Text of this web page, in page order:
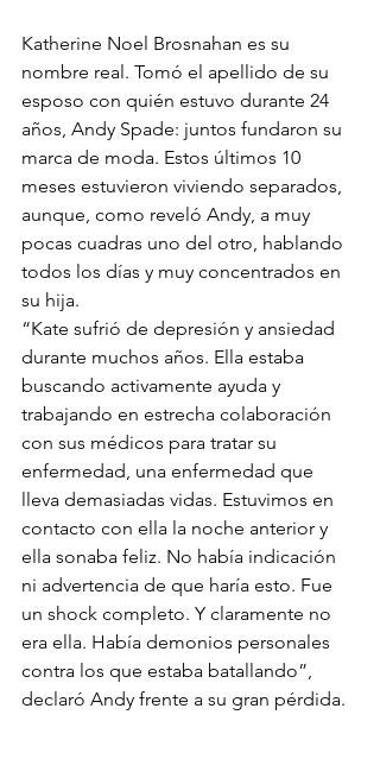
Katherine Noel Brosnahan es su
nombre real. Tomó el apellido de su
esposo con quién estuvo durante 24
años, Andy Spade: juntos fundaron su
marca de moda. Estos últimos 10
meses estuvieron viviendo separados,
aunque, como reveló Andy, a muy
pocas cuadras uno del otro, hablando
todos los días y muy concentrados en
su hija.
“Kate sufrió de depresión y ansiedad
durante muchos años. Ella estaba
buscando activamente ayuda y
trabajando en estrecha colaboración
con sus médicos para tratar su
enfermedad, una enfermedad que
lleva demasiadas vidas. Estuvimos en
contacto con ella la noche anterior y
ella sonaba feliz. No había indicación
ni advertencia de que haría esto. Fue
un shock completo. Y claramente no
era ella. Había demonios personales
contra los que estaba batallando”,
declaró Andy frente a su gran pérdida.